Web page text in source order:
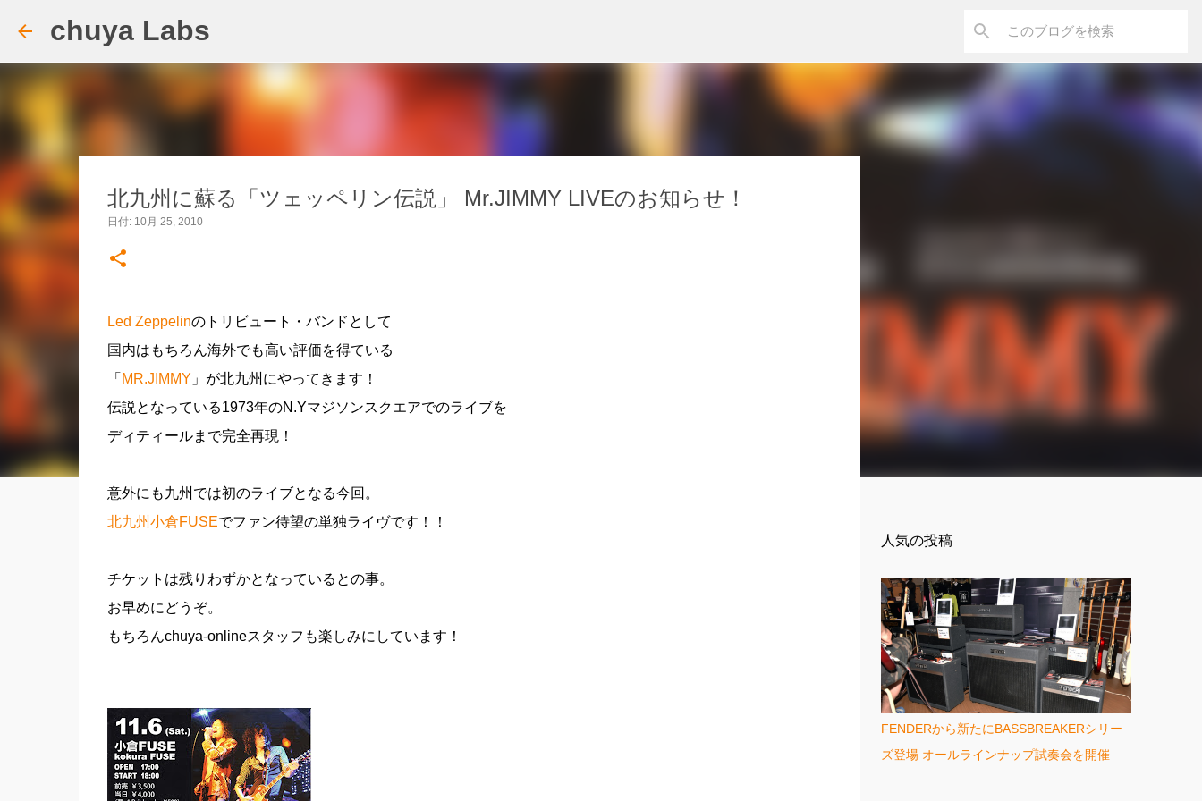
chuya Labs
北九州に蘇る「ツェッペリン伝説」 Mr.JIMMY LIVEのお知らせ！
日付: 10月 25, 2010
Led Zeppelinのトリビュート・バンドとして
国内はもちろん海外でも高い評価を得ている
「 MR.JIMMY 」が北九州にやってきます！
伝説となっている1973年のN.Yマジソンスクエアでのライブを
ディティールまで完全再現！
意外にも九州では初のライブとなる今回。
北九州小倉FUSEでファン待望の単独ライヴです！！
チケットは残りわずかとなっているとの事。
お早めにどうぞ。
もちろんchuya-onlineスタッフも楽しみにしています！
人気の投稿
FENDERから新たにBASSBREAKERシリー
ズ登場 オールラインナップ試奏会を開催